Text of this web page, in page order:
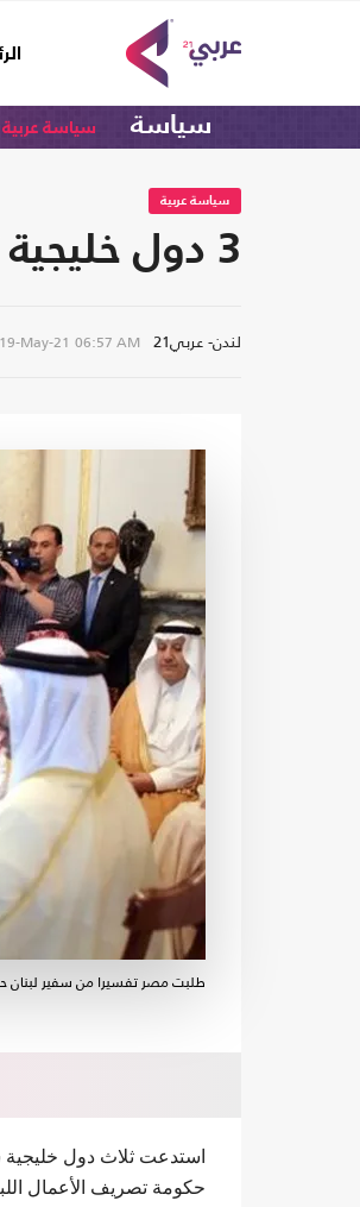
سياسة سياسة عربية
سياسة عربية
3 دول خليجية تستدعي سفراء لبنان.. ومصر تطلب تفسيرا
لندن- عربي21 19-May-21 06:57 AM
طلبت مصر تفسيرا من سفير لبنان
استدعت ثلاث دول خليجية
حكومة تصريف الأعمال